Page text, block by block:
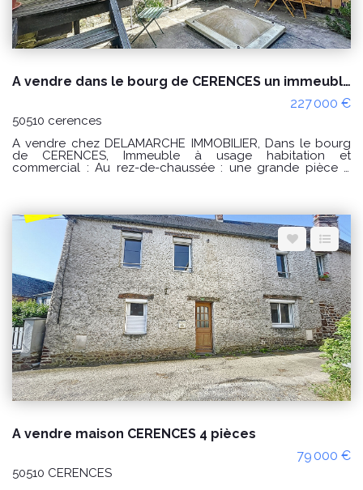
A vendre dans le bourg de CERENCES un immeuble à usage habitation et commercial
227 000 €
50510 cerences
A vendre chez DELAMARCHE IMMOBILIER, Dans le bourg
de CERENCES, Immeuble à usage habitation et
commercial : Au rez-de-chaussée : une grande pièce à
desservant un salon - séjour , une cuisine aménagée et
équipée , toilettes et accès à une terrasse . Au deuxième :
un palier desservant trois chambres , une salle de bains et
toilettes. Au troisième étage : palier desservant une suite
parentale avec salle d'eau privative et toilettes. Par l'accès
à la terrasse un dépendances sur trois niveau avec un
accès indépendant. Grande dépendance sur trois niveaux
de 120 m2 PRIX : 227000€ Honoraires à la charge du
vendeur. Classe énergie : C (157) Classe climat : B (6)
Montant estimé des dépenses annuelles d'énergie pour un
usage standard : entre 2560 € et 3510€ / an Date de
référence des prix de l'énergie utilisés pour établir cette
estimation sur les années 2021, 2022 et 2023 (abonnements
compris). "Les informations sur les risques auxquels ce bien
est exposé sont disponibles sur le site Géorisques :
www.georisques.gouv.fr" Pour visiter : Agence
A vendre maison CERENCES 4 pièces
79 000 €
50510 CERENCES